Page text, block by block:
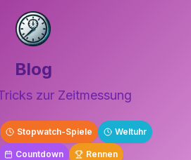
Blog
zur Zeitmessung
Stopwatch-Spiele Weltuhr
Countdown Rennen